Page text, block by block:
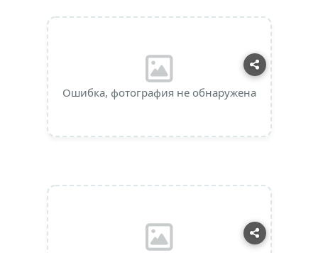
Ошибка, фотография не обнаружена